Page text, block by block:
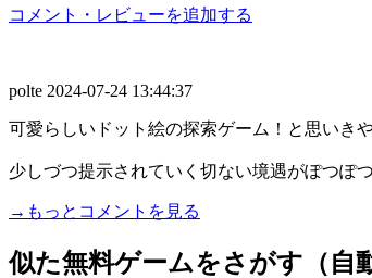
コメント・レビューを追加する
polte 2024-07-24 13:44:37
可愛らしいドット絵の探索ゲーム！と思いき
少しづつ提示されていく切ない境遇がぽつぽ
→もっとコメントを見る
似た無料ゲームをさがす（自